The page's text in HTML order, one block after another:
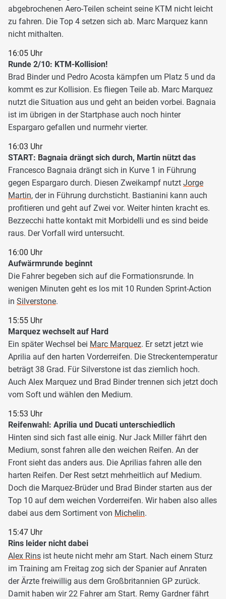
abgebrochenen Aero-Teilen scheint seine KTM nicht leicht
zu fahren. Die Top 4 setzen sich ab. Marc Marquez kann
nicht mithalten.
16:05 Uhr
Runde 2/10: KTM-Kollision!
Brad Binder und Pedro Acosta kämpfen um Platz 5 und da
kommt es zur Kollision. Es fliegen Teile ab. Marc Marquez
nutzt die Situation aus und geht an beiden vorbei. Bagnaia
ist im übrigen in der Startphase auch noch hinter
Espargaro gefallen und nurmehr vierter.
16:03 Uhr
START: Bagnaia drängt sich durch, Martin nützt das
Francesco Bagnaia drängt sich in Kurve 1 in Führung
gegen Espargaro durch. Diesen Zweikampf nutzt Jorge
Martin, der in Führung durchsticht. Bastianini kann auch
profitieren und geht auf Zwei vor. Weiter hinten kracht es.
Bezzecchi hatte kontakt mit Morbidelli und es sind beide
raus. Der Vorfall wird untersucht.
16:00 Uhr
Aufwärmrunde beginnt
Die Fahrer begeben sich auf die Formationsrunde. In
wenigen Minuten geht es los mit 10 Runden Sprint-Action
in Silverstone.
15:55 Uhr
Marquez wechselt auf Hard
Ein später Wechsel bei Marc Marquez. Er setzt jetzt wie
Aprilia auf den harten Vorderreifen. Die Streckentemperatur
beträgt 38 Grad. Für Silverstone ist das ziemlich hoch.
Auch Alex Marquez und Brad Binder trennen sich jetzt doch
vom Soft und wählen den Medium.
15:53 Uhr
Reifenwahl: Aprilia und Ducati unterschiedlich
Hinten sind sich fast alle einig. Nur Jack Miller fährt den
Medium, sonst fahren alle den weichen Reifen. An der
Front sieht das anders aus. Die Aprilias fahren alle den
harten Reifen. Der Rest setzt mehrheitlich auf Medium.
Doch die Marquez-Brüder und Brad Binder starten aus der
Top 10 auf dem weichen Vorderreifen. Wir haben also alles
dabei aus dem Sortiment von Michelin.
15:47 Uhr
Rins leider nicht dabei
Alex Rins ist heute nicht mehr am Start. Nach einem Sturz
im Training am Freitag zog sich der Spanier auf Anraten
der Ärzte freiwillig aus dem Großbritannien GP zurück.
Damit haben wir 22 Fahrer am Start. Remy Gardner fährt